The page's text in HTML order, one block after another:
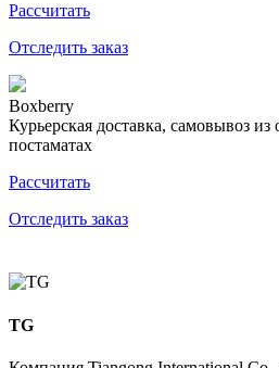
Рассчитать
Отследить заказ
Boxberry
Курьерская доставка, самовывоз из
постаматах
Рассчитать
Отследить заказ
TG